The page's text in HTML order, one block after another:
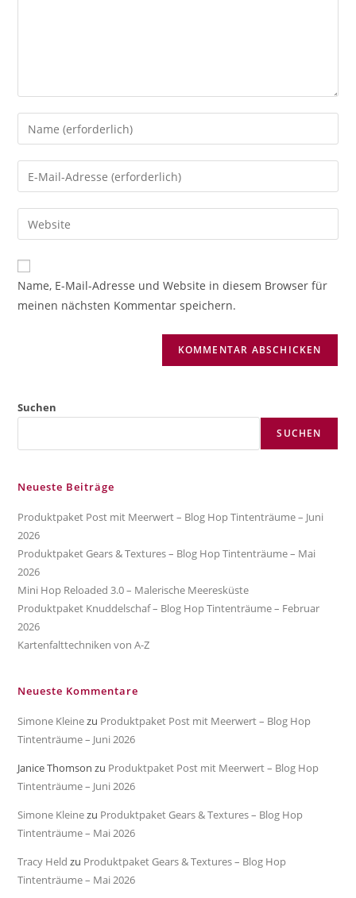
Gib
deinen
Namen
oder
zum
Kommentieren
ein
Gib
deine
E-
Mail-
zum
Kommentieren
ein
Gib
deine
Website-
URL
Name, E-Mail-Adresse und Website in diesem Browser für
meinen nächsten Kommentar speichern.
Suchen
SUCHEN
Neueste Beiträge
Produktpaket Post mit Meerwert – Blog Hop Tintenträume – Juni
2026
Produktpaket Gears & Textures – Blog Hop Tintenträume – Mai
2026
Mini Hop Reloaded 3.0 – Malerische Meeresküste
Produktpaket Knuddelschaf – Blog Hop Tintenträume – Februar
2026
Kartenfalttechniken von A-Z
Neueste Kommentare
Simone Kleinezu Produktpaket Post mit Meerwert – Blog Hop
Tintenträume – Juni 2026
Janice Thomson zu Produktpaket Post mit Meerwert – Blog Hop
Tintenträume – Juni 2026
Simone Kleinezu Produktpaket Gears & Textures – Blog Hop
Tintenträume – Mai 2026
Tracy Held zu Produktpaket Gears & Textures – Blog Hop
Tintenträume – Mai 2026